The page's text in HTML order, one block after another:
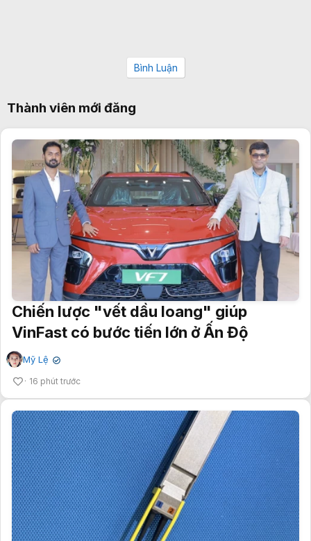
Bình Luận
Thành viên mới đăng
Chiến lược "vết dầu loang" giúp
VinFast có bước tiến lớn ở Ấn Độ
Mỹ Lệ ✔
16 phút trước